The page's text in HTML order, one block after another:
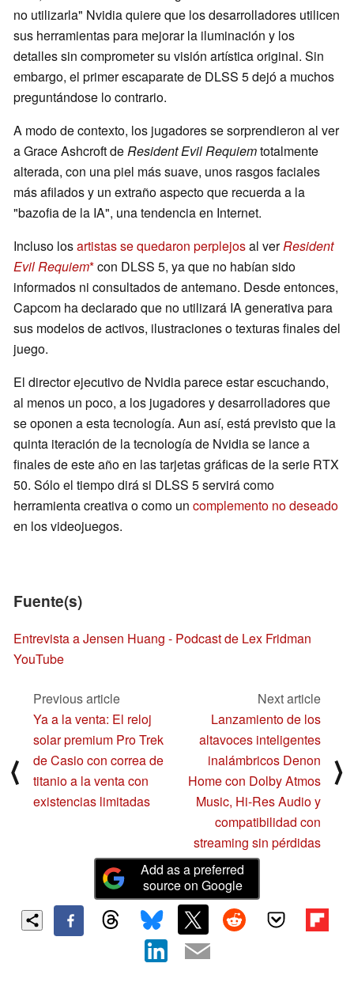
no utilizarla" Nvidia quiere que los desarrolladores utilicen
sus herramientas para mejorar la iluminación y los
detalles sin comprometer su visión artística original. Sin
embargo, el primer escaparate de DLSS 5 dejó a muchos
preguntándose lo contrario.
A modo de contexto, los jugadores se sorprendieron al ver
a Grace Ashcroft de Resident Evil Requiemtotalmente
alterada, con una piel más suave, unos rasgos faciales
más afilados y un extraño aspecto que recuerda a la
"bazofia de la IA", una tendencia en Internet.
Incluso losartistas se quedaron perplejosal verResident
Evil Requiem con DLSS 5, ya que no habían sido
informados ni consultados de antemano. Desde entonces,
Capcom ha declarado que no utilizará IA generativa para
sus modelos de activos, ilustraciones o texturas finales del
juego.
El director ejecutivo de Nvidia parece estar escuchando,
al menos un poco, a los jugadores y desarrolladores que
se oponen a esta tecnología. Aun así, está previsto que la
quinta iteración de la tecnología de Nvidia se lance a
finales de este año en las tarjetas gráficas de la serie RTX
50. Sólo el tiempo dirá si DLSS 5 servirá como
herramienta creativa o como un complemento no deseado
en los videojuegos.
Fuente(s)
Entrevista a Jensen Huang - Podcast de Lex Fridman
YouTube
⟨
Previous article
Ya a la venta: El reloj
solar premium Pro Trek
de Casio con correa de
titanio a la venta con
existencias limitadas
Next article
Lanzamiento de los
altavoces inteligentes
inalámbricos Denon
Home con Dolby Atmos
Music, Hi-Res Audio y
compatibilidad con
streaming sin pérdidas
⟩
Add as a preferred
source on Google